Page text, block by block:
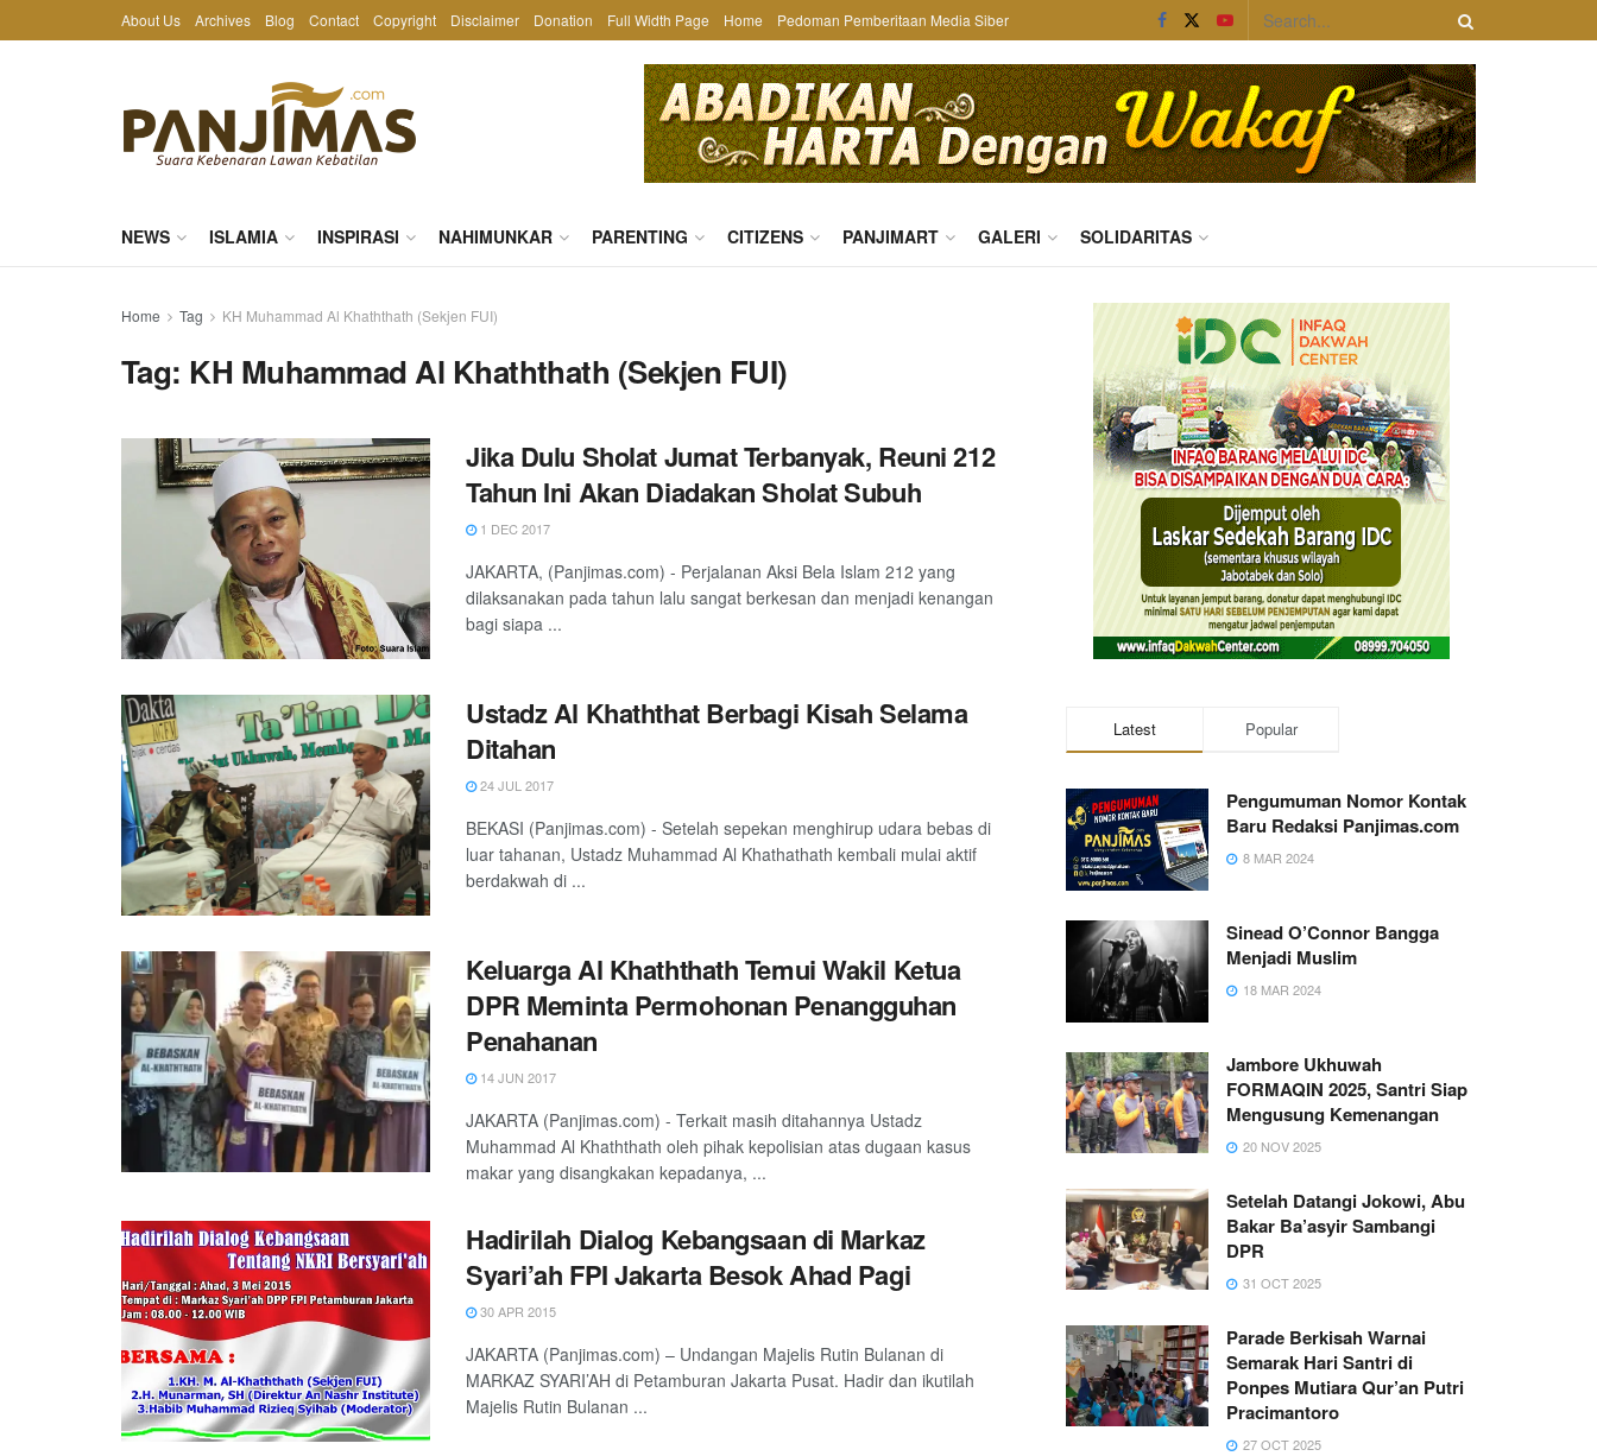
About Us Archives Blog Contact Copyright Disclaimer Donation Full Width Page Home Pedoman Pemberitaan Media Siber
NEWS ISLAMIA INSPIRASI NAHIMUNKAR PARENTING CITIZENS PANJIMART GALERI SOLIDARITAS
Home Tag KH Muhammad Al Khaththath (Sekjen FUI)
Tag: KH Muhammad Al Khaththath (Sekjen FUI)
Jika Dulu Sholat Jumat Terbanyak, Reuni 212
Tahun Ini Akan Diadakan Sholat Subuh
1 DEC 2017
JAKARTA, (Panjimas.com) - Perjalanan Aksi Bela Islam 212 yang
dilaksanakan pada tahun lalu sangat berkesan dan menjadi kenangan
bagi siapa ...
Ustadz Al Khaththat Berbagi Kisah Selama
Ditahan
24 JUL 2017
BEKASI (Panjimas.com) - Setelah sepekan menghirup udara bebas di
luar tahanan, Ustadz Muhammad Al Khathathath kembali mulai aktif
berdakwah di ...
Keluarga Al Khaththath Temui Wakil Ketua
DPR Meminta Permohonan Penangguhan
Penahanan
14 JUN 2017
JAKARTA (Panjimas.com) - Terkait masih ditahannya Ustadz
Muhammad Al Khaththath oleh pihak kepolisian atas dugaan kasus
makar yang disangkakan kepadanya, ...
Hadirilah Dialog Kebangsaan di Markaz
Syari’ah FPI Jakarta Besok Ahad Pagi
30 APR 2015
JAKARTA (Panjimas.com) – Undangan Majelis Rutin Bulanan di
MARKAZ SYARI’AH di Petamburan Jakarta Pusat. Hadir dan ikutilah
Majelis Rutin Bulanan ...
Latest Popular
Pengumuman Nomor Kontak
Baru Redaksi Panjimas.com
8 MAR 2024
Sinead O’Connor Bangga
Menjadi Muslim
18 MAR 2024
Jambore Ukhuwah
FORMAQIN 2025, Santri Siap
Mengusung Kemenangan
20 NOV 2025
Setelah Datangi Jokowi, Abu
Bakar Ba’asyir Sambangi
DPR
31 OCT 2025
Parade Berkisah Warnai
Semarak Hari Santri di
Ponpes Mutiara Qur’an Putri
Pracimantoro
27 OCT 2025